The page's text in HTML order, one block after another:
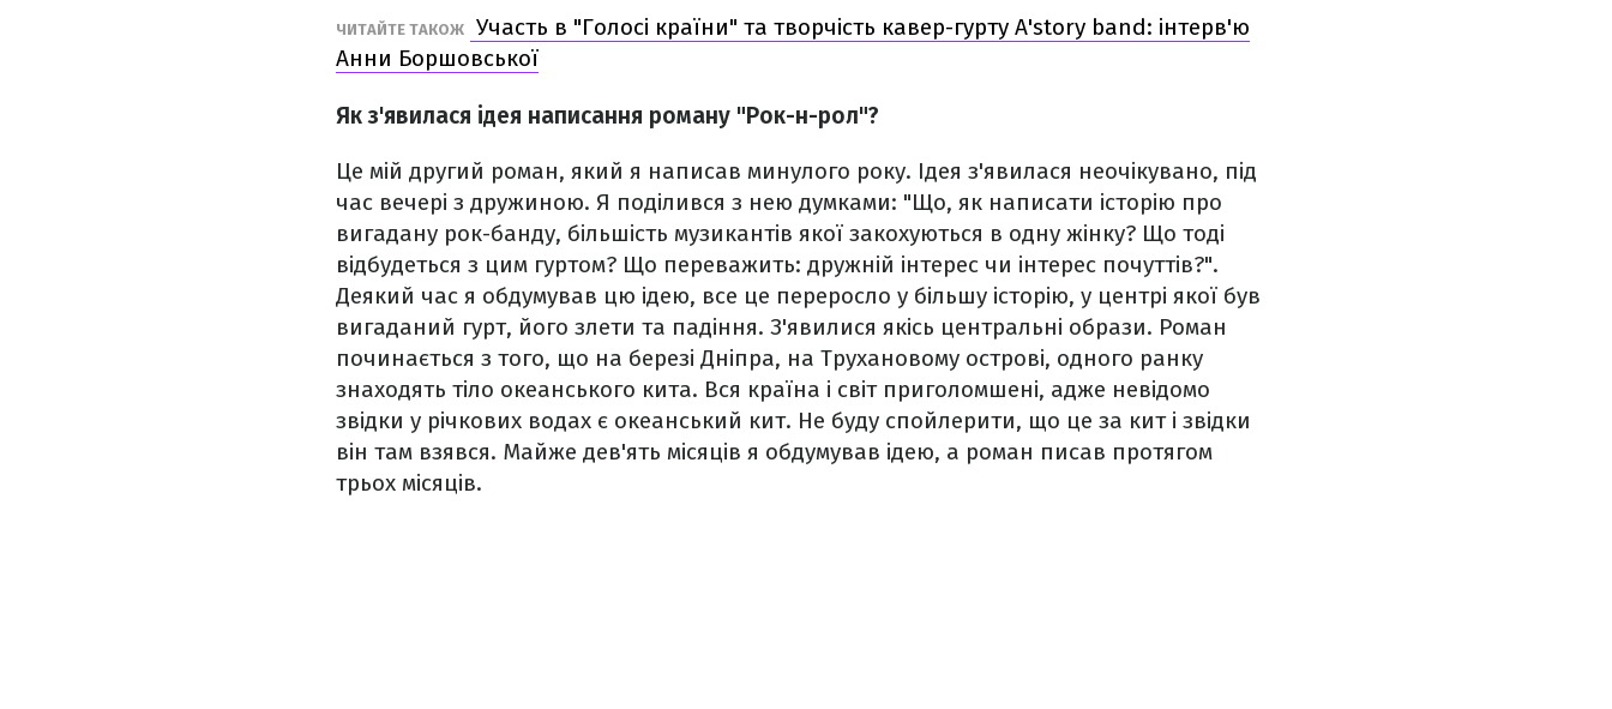
ЧИТАЙТЕ ТАКОЖ
Участь в "Голосі країни" та творчість кавер-гурту A'story band: інтерв'ю
Анни Боршовської
Як з'явилася ідея написання роману "Рок-н-рол"?
Це мій другий роман, який я написав минулого року. Ідея з'явилася неочікувано, під
час вечері з дружиною. Я поділився з нею думками: "Що, як написати історію про
вигадану рок-банду, більшість музикантів якої закохуються в одну жінку? Що тоді
відбудеться з цим гуртом? Що переважить: дружній інтерес чи інтерес почуттів?".
Деякий час я обдумував цю ідею, все це переросло у більшу історію, у центрі якої був
вигаданий гурт, його злети та падіння. З'явилися якісь центральні образи. Роман
починається з того, що на березі Дніпра, на Трухановому острові, одного ранку
знаходять тіло океанського кита. Вся країна і світ приголомшені, адже невідомо
звідки у річкових водах є океанський кит. Не буду спойлерити, що це за кит і звідки
він там взявся. Майже дев'ять місяців я обдумував ідею, а роман писав протягом
трьох місяців.